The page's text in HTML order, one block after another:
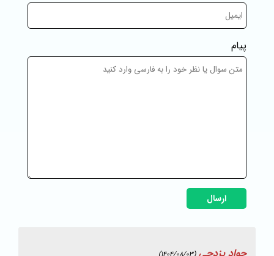
پیام
ارسال
جواد یزدچی